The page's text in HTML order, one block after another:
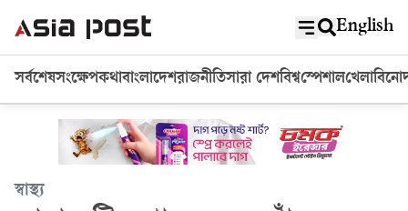
English
সর্বশেষসংক্ষেপকথাবাংলাদেশরাজনীতিসারা দেশবিশ্বস্পেশালখেলা
স্বাস্থ্য